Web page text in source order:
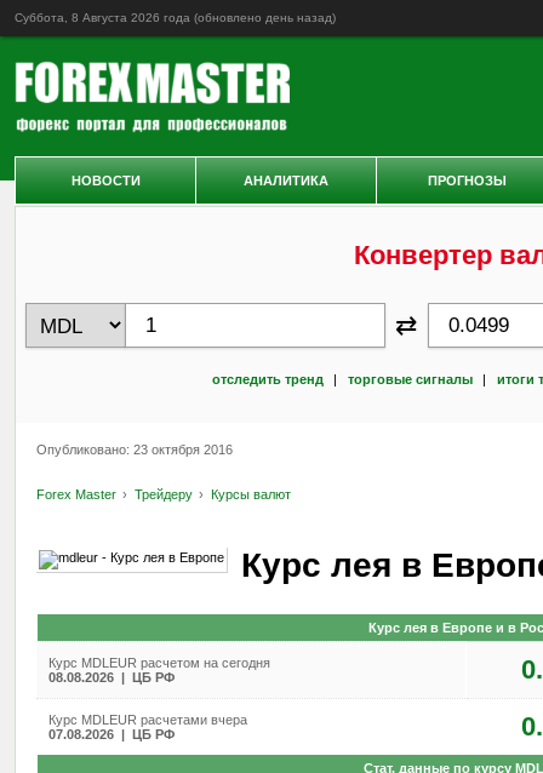
Суббота, 8 Августа 2026 года (обновлено день назад)
Конвертер
⇄
отследить тренд | торговые сигналы | итоги
Опубликовано: 23 октября 2016
Forex Master Трейдеру Курсы валют
Курс лея в
Курс лея в Европе и в
Курс MDLEUR расчетом на сегодня
08.08.2026 | ЦБ РФ
Курс MDLEUR расчетами вчера
07.08.2026 | ЦБ РФ
Стат. данные по курсу
НОВОСТИ АНАЛИТИКА ПРОГНОЗЫ